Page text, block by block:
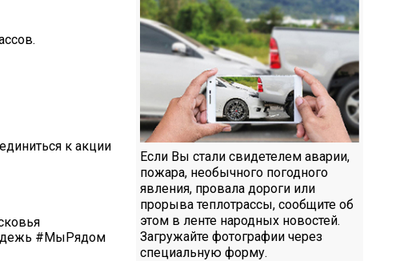
к акции
#МыРядом
Если Вы стали свидетелем аварии,
пожара, необычного погодного
явления, провала дороги или
прорыва теплотрассы, сообщите об
этом в ленте народных новостей.
Загружайте фотографии через
специальную форму.